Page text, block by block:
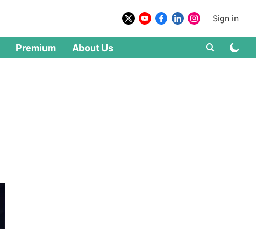
Sign in
Premium About Us